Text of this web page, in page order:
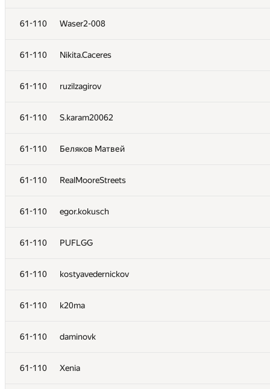
61-110 Waser2-008
61-110 Nikita.Caceres
61-110 ruzilzagirov
61-110 S.karam20062
61-110 Беляков Матвей
61-110 RealMooreStreets
61-110 egor.kokusch
61-110 PUFLGG
61-110 kostyavedernickov
61-110 k20ma
61-110 daminovk
61-110 Xenia
38-54 p.kovyrzin
38-54 Abdrakhman Ismail
38-54 ioaneK1
38-54 salia.nika
55-59 Димаш Турсынбай
55-59 Rostaverin
55-59 aleksandr5xz@gmail.com
55-59 yakovleva.tom4ra
55-59 Никита Д.
60 Максим Иванов
61-110 artemdvoinykh